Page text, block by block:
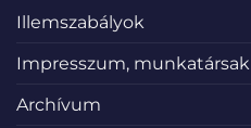
Illemszabályok
Impresszum, munkatársak
Archívum